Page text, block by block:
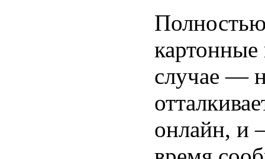
случае —
онлайн, и